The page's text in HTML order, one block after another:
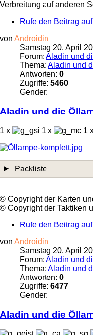
Verbreitung auf anderen
Rufe den Beitrag auf
von Androidin
Samstag 20. April
Forum: Aladin und
Thema: Aladin und
Antworten: 0
Zugriffe: 5460
Gender:
Aladin und die
1 x 1 x 1 x
Packliste
©️ Copyright der Karten
©️ Copyright der Taktiken
Rufe den Beitrag auf
von Androidin
Samstag 20. April
Forum: Aladin und
Thema: Aladin und
Antworten: 0
Zugriffe: 6477
Gender:
Aladin und die